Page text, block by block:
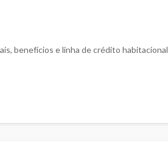
benefícios e linha de crédito habitacional